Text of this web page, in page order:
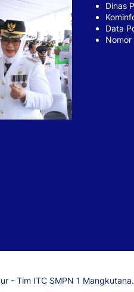
Dinas
Data
Nomor
- Tim ITC SMPN 1 Mangkutana.